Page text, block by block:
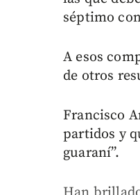
séptimo
A esos
de otros
Francisco
partidos y
guaraní”.